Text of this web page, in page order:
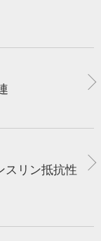
スリン抵抗性